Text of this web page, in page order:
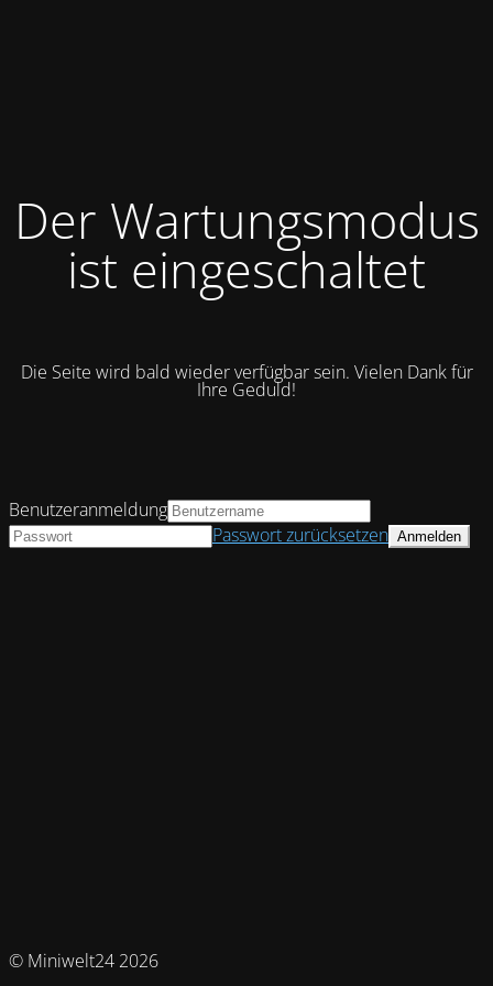
Der Wartungsmodus
ist eingeschaltet
Die Seite wird bald wieder verfügbar sein. Vielen Dank für
Ihre Geduld!
© Miniwelt24 2026
Benutzeranmeldung
Passwort zurücksetzen